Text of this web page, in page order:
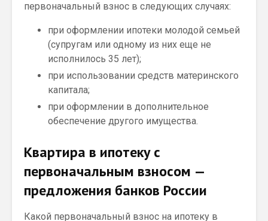
первоначальный взнос в следующих случаях:
при оформлении ипотеки молодой семьей
(супругам или одному из них еще не
исполнилось 35 лет);
при использовании средств материнского
капитала;
при оформлении в дополнительное
обеспечение другого имущества.
Квартира в ипотеку с
первоначальным взносом —
предложения банков России
Какой первоначальный взнос на ипотеку в